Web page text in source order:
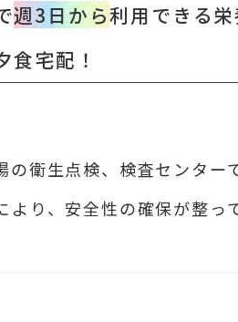
週3日から利用できる
食宅配！
の衛生点検、検査センター
より、安全性の確保が整っ